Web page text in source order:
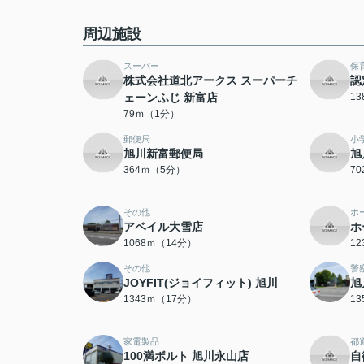
周辺施設
スーパー
株式会社道北アークス スーパーチ
ェーンふじ 新富店
79ｍ（1分）
保
認
郵便局
旭川新富郵便局
364ｍ（5分）
小
旭
その他
アベイル大雪店
1068ｍ（14分）
ホ
ホ
その他
JOYFIT(ジョイフィット) 旭川
1343ｍ（17分）
警
旭
家電製品
100満ボルト 旭川永山店
都